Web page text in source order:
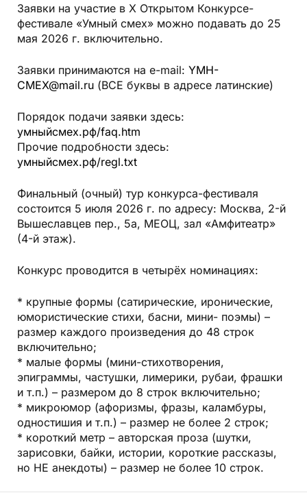
Заявки на участие в X Открытом Конкурсе-
фестивале «Умный смех» можно подавать до 25
мая 2026 г. включительно.
Заявки принимаются на e-mail: YMH-
CMEX@mail.ru (ВСЕ буквы в адресе латинские)
Порядок подачи заявки здесь:
умныйсмех.рф/faq.htm
Прочие подробности здесь:
умныйсмех.рф/regl.txt
Финальный (очный) тур конкурса-фестиваля
состоится 5 июля 2026 г. по адресу: Москва, 2-й
Вышеславцев пер., 5а, МЕОЦ, зал «Амфитеатр»
(4-й этаж).
Конкурс проводится в четырёх номинациях:
* крупные формы (сатирические, иронические,
юмористические стихи, басни, мини- поэмы) –
размер каждого произведения до 48 строк
включительно;
* малые формы (мини-стихотворения,
эпиграммы, частушки, лимерики, рубаи, фрашки
и т.п.) – размером до 8 строк включительно;
* микроюмор (афоризмы, фразы, каламбуры,
одностишия и т.п.) – размер не более 2 строк;
* короткий метр – авторская проза (шутки,
зарисовки, байки, истории, короткие рассказы,
но НЕ анекдоты) – размер не более 10 строк.